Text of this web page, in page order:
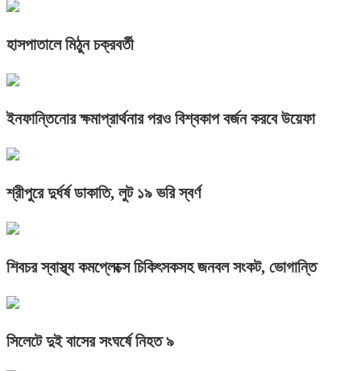
হাসপাতালে মিঠুন চক্রবর্তী
ইনফান্তিনোর ক্ষমাপ্রার্থনার পরও বিশ্বকাপ বর্জন করবে উয়েফা
শ্রীপুরে দুর্ধর্ষ ডাকাতি, লুট ১৯ ভরি স্বর্ণ
শিবচর স্বাস্থ্য কমপ্লেক্সে চিকিৎসকসহ জনবল সংকট, ভোগান্তি
সিলেটে দুই বাসের সংঘর্ষে নিহত ৯